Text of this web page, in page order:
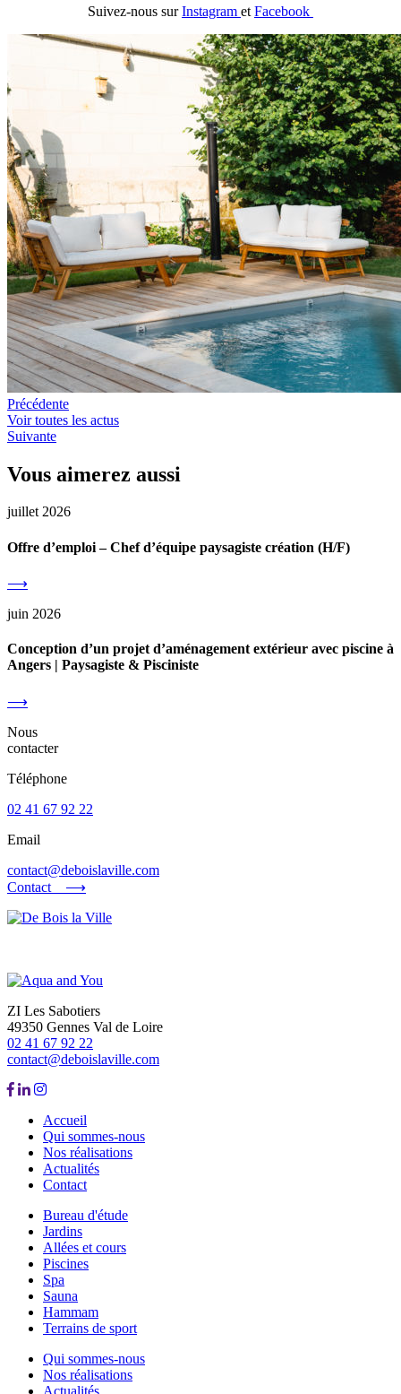
Suivez-nous surInstagram et Facebook
Précédente
Voir toutes les actus
Suivante
Vous aimerez aussi
juillet 2026
Offre d’emploi – Chef d’équipe paysagiste création (H/F)
⟶
juin 2026
Conception d’un projet d’aménagement extérieur avec piscine à
Angers | Paysagiste & Pisciniste
⟶
Nous
contacter
Téléphone
02 41 67 92 22
Email
contact@deboislaville.com
Contact ⟶
ZI Les Sabotiers
49350 Gennes Val de Loire
02 41 67 92 22
contact@deboislaville.com
Accueil
Qui sommes-nous
Nos réalisations
Actualités
Contact
Bureau d'étude
Jardins
Allées et cours
Piscines
Spa
Sauna
Hammam
Terrains de sport
Qui sommes-nous
Nos réalisations
Actualités